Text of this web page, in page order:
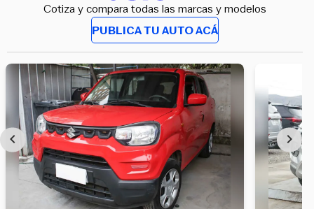
Cotiza y compara todas las marcas y modelos
PUBLICA TU AUTO ACÁ